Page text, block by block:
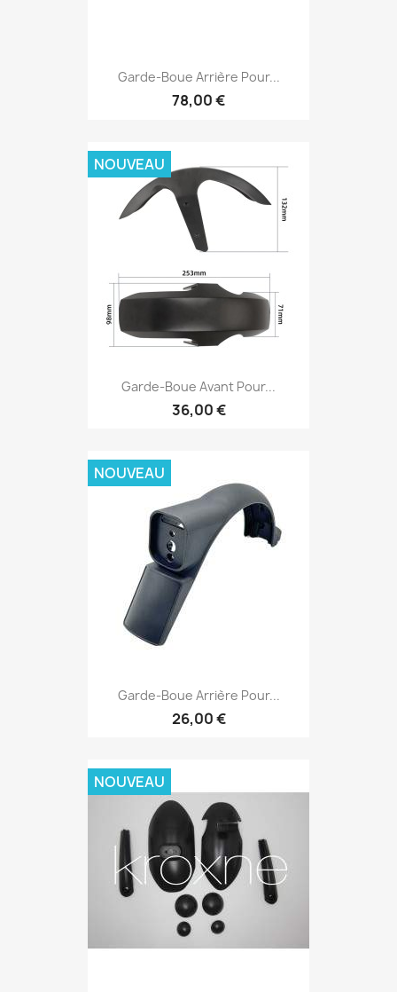
Garde-Boue Arrière Pour...
78,00 €
Garde-Boue Avant Pour...
36,00 €
NOUVEAU
Garde-Boue Arrière Pour...
26,00 €
NOUVEAU
NOUVEAU